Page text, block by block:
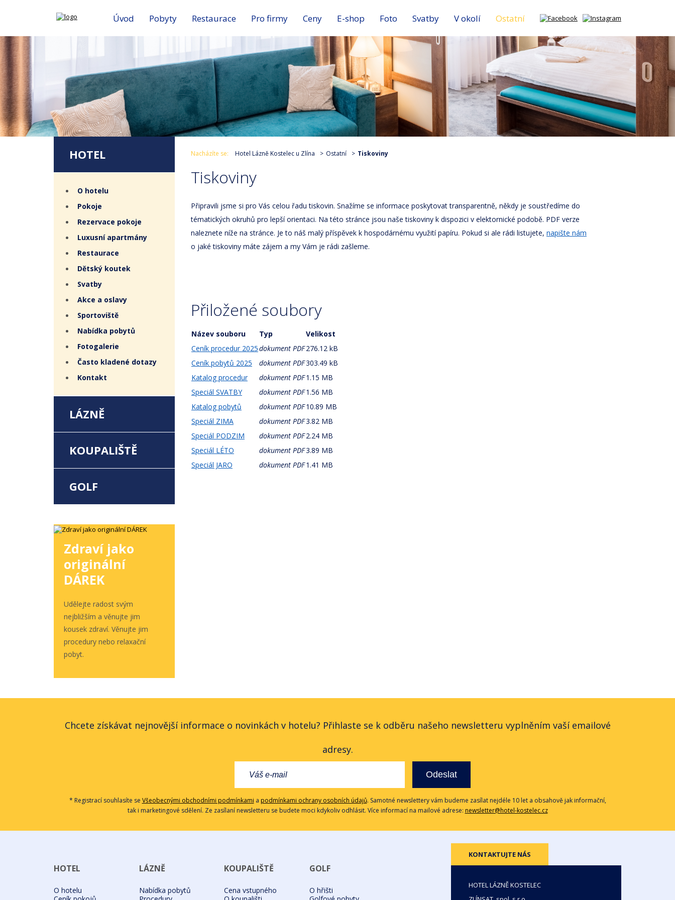
Úvod Pobyty Restaurace Pro firmy Ceny E-shop Foto Svatby V okolí Ostatní
HOTEL
O hotelu
Pokoje
Rezervace pokoje
Luxusní apartmány
Restaurace
Dětský koutek
Svatby
Akce a oslavy
Sportoviště
Nabídka pobytů
Fotogalerie
Často kladené dotazy
Kontakt
LÁZNĚ
KOUPALIŠTĚ
GOLF
Zdraví jako
originální
DÁREK
Udělejte radost svým
nejbližším a věnujte jim
kousek zdraví. Věnujte jim
procedury nebo relaxační
pobyt.
Nacházíte se: Hotel Lázně Kostelec u Zlína Ostatní Tiskoviny
Tiskoviny
Připravili jsme si pro Vás celou řadu tiskovin. Snažíme se informace poskytovat transparentně, někdy je soustředíme do
tématických okruhů pro lepší orientaci. Na této stránce jsou naše tiskoviny k dispozici v elektornické podobě. PDF verze
naleznete níže na stránce. Je to náš malý příspěvek k hospodárnému využití papíru. Pokud si ale rádi listujete, napište nám
o jaké tiskoviny máte zájem a my Vám je rádi zašleme.
Přiložené soubory
Název souboru Typ
Velikost
Ceník procedur 2025dokument PDF276.12 kB
Ceník pobytů 2025
dokument PDF303.49 kB
Katalog procedur
dokument PDF1.15 MB
Speciál SVATBY
dokument PDF1.56 MB
Katalog pobytů
dokument PDF10.89 MB
Speciál ZIMA
dokument PDF3.82 MB
Speciál PODZIM
dokument PDF2.24 MB
Speciál LÉTO
dokument PDF3.89 MB
Speciál JARO
dokument PDF1.41 MB
Chcete získávat nejnovější informace o novinkách v hotelu? Přihlaste se k odběru našeho newsletteru vyplněním vaší emailové
adresy.
Odeslat
* Registrací souhlasíte se Všeobecnými obchodními podmínkami a podmínkami ochrany osobních údajů. Samotné newslettery vám budeme zasílat nejdéle 10 let a obsahově jak informační,
tak i marketingové sdělení. Ze zasílaní newsletteru se budete moci kdykoliv odhlásit. Více informací na mailové adrese: newsletter@hotel-kostelec.cz
HOTEL
O hotelu
LÁZNĚ
Nabídka pobytů
KOUPALIŠTĚ
Cena vstupného
GOLF
O hřišti
KONTAKTUJTE NÁS
HOTEL LÁZNĚ KOSTELEC